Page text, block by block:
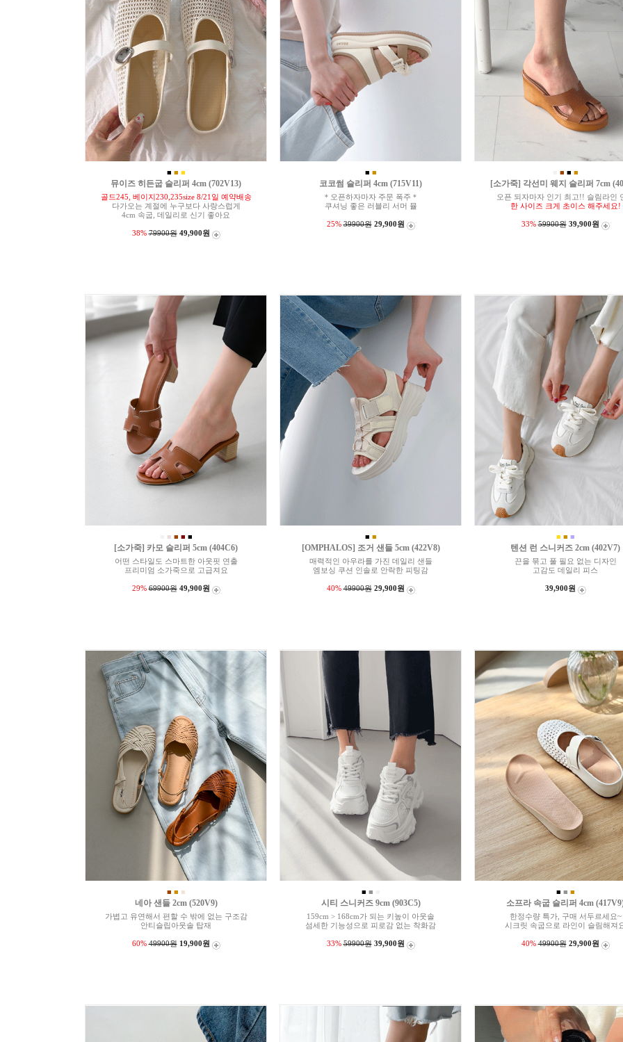
■ ■ ■
뮤이즈 히든굽 슬리퍼 4cm (702V13)
골드245, 베이지230,235size 8/21일 예약배송
다가오는 계절에 누구보다 사랑스럽게
4cm 속굽, 데일리로 신기 좋아요
38%79900원 49,900원
■ ■
코코썸 슬리퍼 4cm (715V11)
＊오픈하자마자 주문 폭주＊
쿠셔닝 좋은 러블리 서머 뮬
25%39900원 29,900원
■ ■ ■
[소가죽] 각선미 웨지 슬리퍼 7cm
오픈 되자마자 인기 최고!! 슬림라인
한 사이즈 크게 초이스 해주세요!
33%59900원 39,900원
■ ■ ■ ■
[소가죽] 카모 슬리퍼 5cm (404C6)
어떤 스타일도 스마트한 아웃핏 연출
프리미엄 소가죽으로 고급져요
29%69900원 49,900원
■ ■
[OMPHALOS] 조거 샌들 5cm (422V8)
매력적인 아우라를 가진 데일리 샌들
엠보싱 쿠션 인솔로 안락한 피팅감
40%49900원 29,900원
■ ■ ■
텐션 런 스니커즈 2cm (402V7)
끈을 묶고 풀 필요 없는 디자인
고감도 데일리 피스
39,900원
■ ■ ■
네아 샌들 2cm (520V9)
가볍고 유연해서 편할 수 밖에 없는 구조감
안티슬립아웃솔 탑재
60%49900원 19,900원
■ ■
시티 스니커즈 9cm (903C5)
159cm > 168cm가 되는 키높이 아웃솔
섬세한 기능성으로 피로감 없는 착화감
33%59900원 39,900원
■ ■ ■
소프라 속굽 슬리퍼 4cm
한정수량 특가, 구매 서두르세요~
시크릿 속굽으로 라인이 슬림해져
40%49900원 29,900원